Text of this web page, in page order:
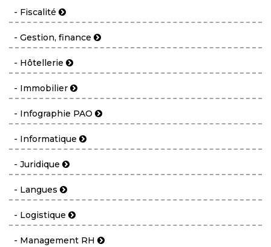
- Fiscalité
- Gestion, finance
- Hôtellerie
- Immobilier
- Infographie PAO
- Informatique
- Juridique
- Langues
- Logistique
- Management RH